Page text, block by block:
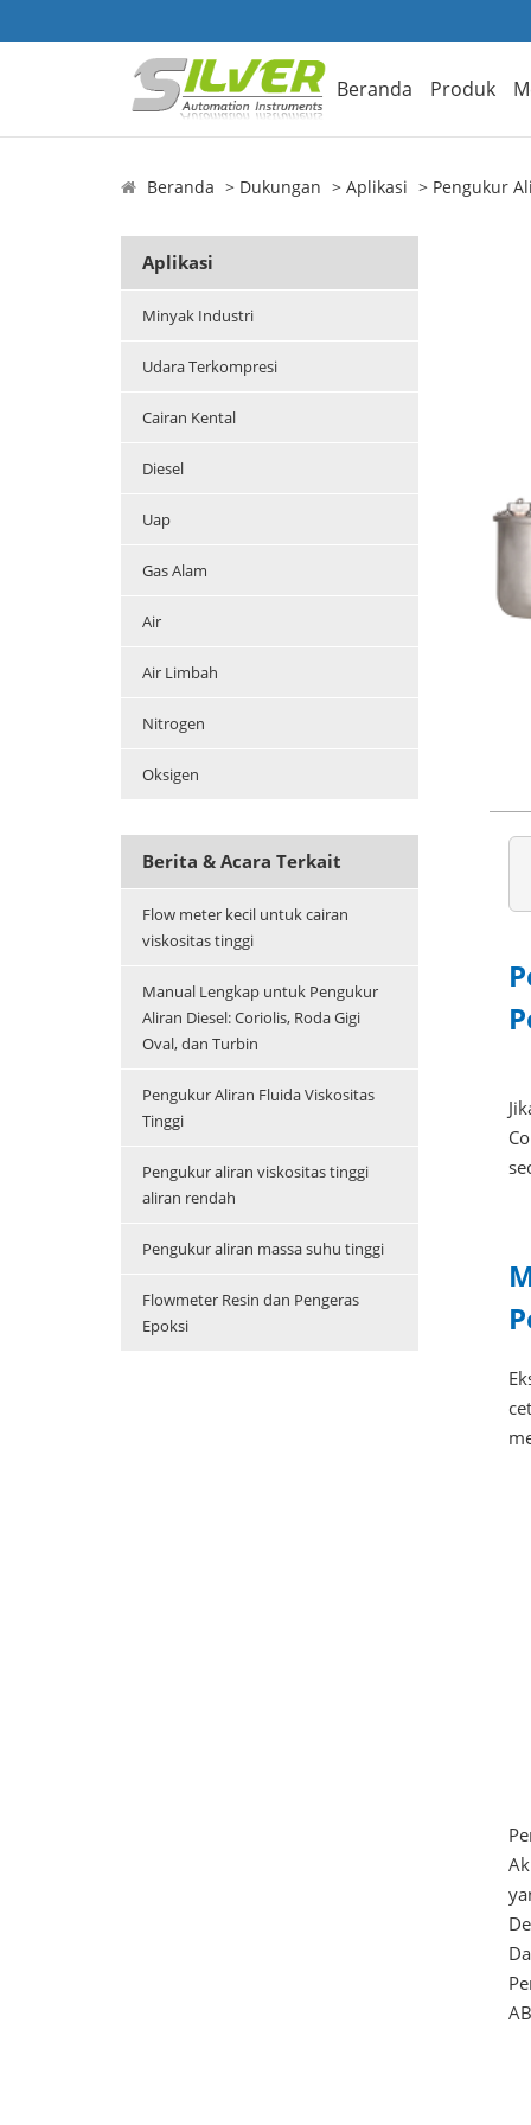
Beranda Produk
Beranda Dukungan Aplikasi Pengukur
Aplikasi
Minyak Industri
Udara Terkompresi
Cairan Kental
Diesel
Uap
Gas Alam
Air
Air Limbah
Nitrogen
Oksigen
Berita & Acara Terkait
Flow meter kecil untuk cairan
viskositas tinggi
Manual Lengkap untuk Pengukur
Aliran Diesel: Coriolis, Roda Gigi
Oval, dan Turbin
Pengukur Aliran Fluida Viskositas
Tinggi
Pengukur aliran viskositas tinggi
aliran rendah
Pengukur aliran massa suhu tinggi
Flowmeter Resin dan Pengeras
Epoksi